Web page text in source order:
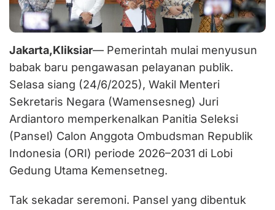
Jakarta,Kliksiar— Pemerintah mulai menyusun
babak baru pengawasan pelayanan publik.
Selasa siang (24/6/2025), Wakil Menteri
Sekretaris Negara (Wamensesneg) Juri
Ardiantoro memperkenalkan Panitia Seleksi
(Pansel) Calon Anggota Ombudsman Republik
Indonesia (ORI) periode 2026–2031 di Lobi
Gedung Utama Kemensetneg.
Tak sekadar seremoni. Pansel yang dibentuk